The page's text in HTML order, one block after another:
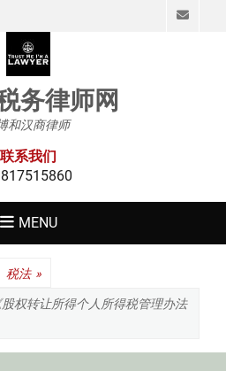
务律师网
和汉商律师
联系我们
MENU
税法 »
权转让所得个人所得税管理办法